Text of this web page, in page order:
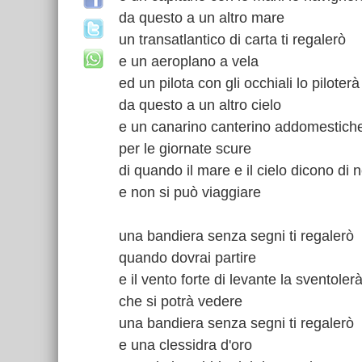
da questo a un altro mare
un transatlantico di carta ti regalerò
e un aeroplano a vela
ed un pilota con gli occhiali lo piloterà
da questo a un altro cielo
e un canarino canterino
per le giornate scure
di quando il mare e il cielo dicono di
e non si può viaggiare
una bandiera senza segni ti regalerò
quando dovrai partire
e il vento forte di levante la sventolerà
che si potrà vedere
una bandiera senza segni ti regalerò
e una clessidra d'oro